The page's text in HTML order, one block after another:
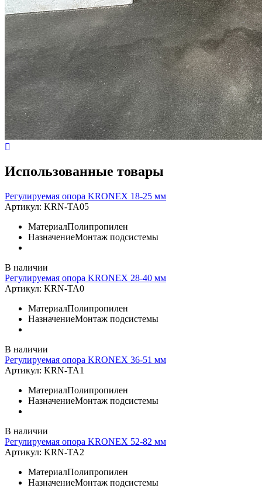
Использованные товары
Регулируемая опора KRONEX 18-25 мм
Артикул: KRN-TA05
МатериалПолипропилен
НазначениеМонтаж подсистемы
В наличии
Регулируемая опора KRONEX 28-40 мм
Артикул: KRN-TA0
МатериалПолипропилен
НазначениеМонтаж подсистемы
В наличии
Регулируемая опора KRONEX 36-51 мм
Артикул: KRN-TA1
МатериалПолипропилен
НазначениеМонтаж подсистемы
В наличии
Регулируемая опора KRONEX 52-82 мм
Артикул: KRN-TA2
МатериалПолипропилен
НазначениеМонтаж подсистемы